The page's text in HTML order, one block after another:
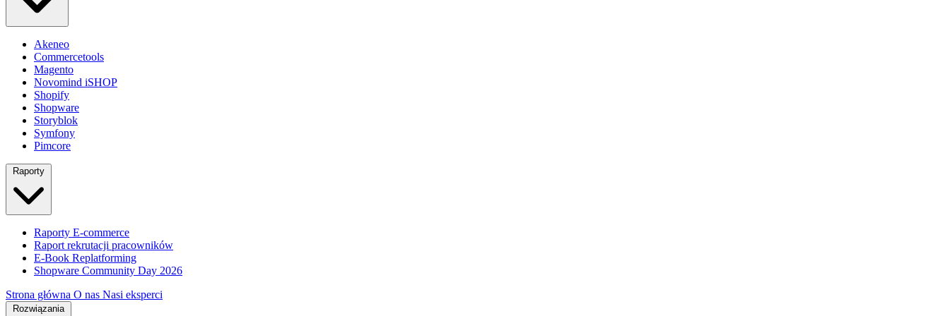
Akeneo
Commercetools
Magento
Novomind iSHOP
Shopify
Shopware
Storyblok
Symfony
Pimcore
Raporty
Raporty E-commerce
Raport rekrutacji pracowników
E-Book Replatforming
Shopware Community Day 2026
Strona główna O nas Nasi eksperci
Rozwiązania